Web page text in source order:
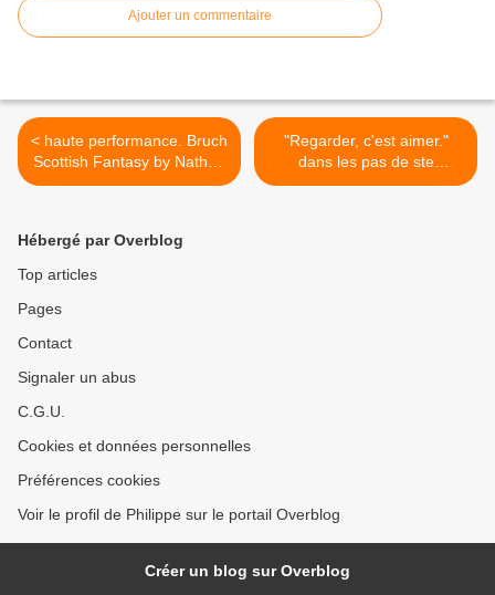
Ajouter un commentaire
< haute performance. Bruch
Scottish Fantasy by Nathan
Meltzer
"Regarder, c'est aimer."
dans les pas de ste
Thérèse. >
Hébergé par Overblog
Top articles
Pages
Contact
Signaler un abus
C.G.U.
Cookies et données personnelles
Préférences cookies
Voir le profil de Philippe sur le portail Overblog
Créer un blog sur Overblog